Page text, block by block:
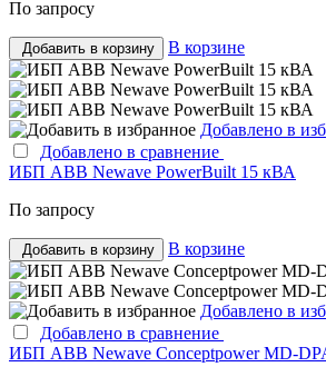
По запросу
Добавить в корзину В корзине
Добавлено в
Добавлено в сравнение
ИБП ABB Newave PowerBuilt 15 кВА
По запросу
Добавить в корзину В корзине
Добавлено в
Добавлено в сравнение
ИБП ABB Newave Conceptpower MD-